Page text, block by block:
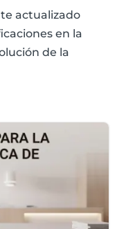
actualizado
en la
de la